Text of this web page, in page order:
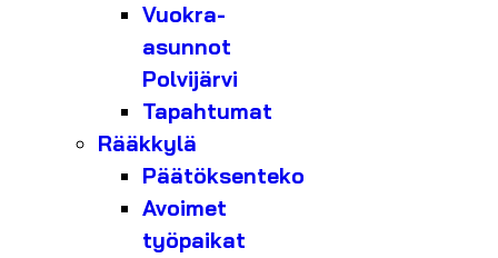
Vuokra-
asunnot
Polvijärvi
Tapahtumat
Rääkkylä
Päätöksenteko
Avoimet
työpaikat